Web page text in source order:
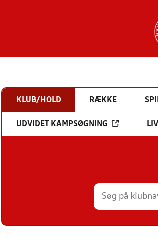
KLUB/HOLD RÆKKE
UDVIDET KAMPSØGNING